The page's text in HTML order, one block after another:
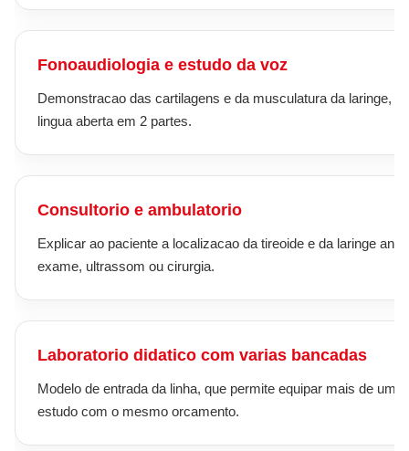
Fonoaudiologia e estudo da voz
Demonstracao das cartilagens e da musculatura da laringe,
lingua aberta em 2 partes.
Consultorio e ambulatorio
Explicar ao paciente a localizacao da tireoide e da laringe
exame, ultrassom ou cirurgia.
Laboratorio didatico com varias bancadas
Modelo de entrada da linha, que permite equipar mais de um
estudo com o mesmo orcamento.